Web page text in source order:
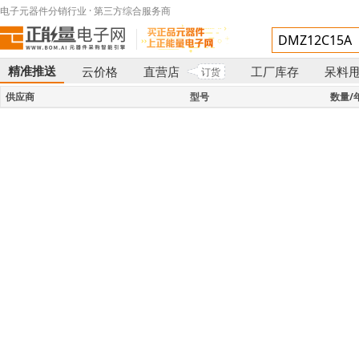
电子元器件分销行业 · 第三方综合服务商
精准推送 云价格 直营店 订货 工厂库存 呆料
供应商 型号 数量/
}